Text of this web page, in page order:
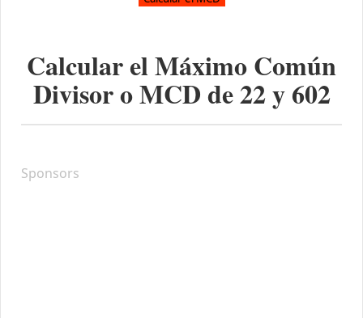
Calcular el Máximo Común
Divisor o MCD de22y602
Sponsors